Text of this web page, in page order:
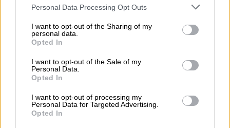
Please note that this website/app uses one or more Google
not limited to your visit or usage behaviour. You may click to
grant or deny consent to Google and its third-party tags to
use your data for below specified purposes in below Google
consent section.
Personal Data Processing Opt Outs
I want to opt-out of the Sharing of my
personal data.
Opted In
I want to opt-out of the Sale of my
Personal Data.
Opted In
I want to opt-out of processing my
Personal Data for Targeted Advertising.
Opted In
Υπουργείο Εξωτερικών: Η Ελλάδα
καταδικάζει την ισόβια κάθειρξη στον
Οσμάν Καβαλά και καλεί την Τουρκία να
«Η απόφαση αυτή έρχεται σε πλήρη
αντίθεση με τις διεθνείς υποχρεώσεις που
έχει αναλάβει η Τουρκία», αναφέρει το ΥΠΕΞ